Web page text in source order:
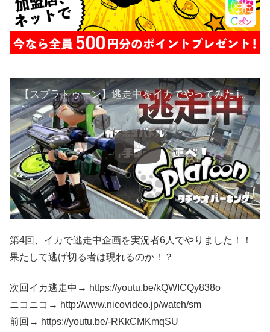
【スプラトゥーン】逃走中をイカでやってみた inタチウオパーキング【実況】Splatoon
第4回、イカで逃走中企画を実況者6人でやりました！！
果たして逃げ切る者は現れるのか！？
次回イカ逃走中→ https://youtu.be/kQWICQy838o
ニコニコ→ http://www.nicovideo.jp/watch/sm
前回→ https://youtu.be/-RKkCMKmqSU